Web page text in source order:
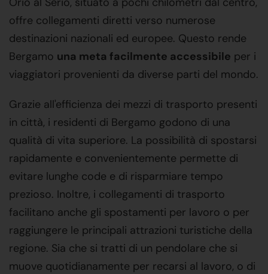
offre collegamenti diretti verso numerose
destinazioni nazionali ed europee. Questo rende
Bergamo una meta facilmente accessibile per i
viaggiatori provenienti da diverse parti del mondo.
Grazie all'efficienza dei mezzi di trasporto presenti
in città, i residenti di Bergamo godono di una
qualità di vita superiore. La possibilità di spostarsi
rapidamente e convenientemente permette di
evitare lunghe code e di risparmiare tempo
prezioso. Inoltre, i collegamenti di trasporto
facilitano anche gli spostamenti per lavoro o per
raggiungere le principali attrazioni turistiche della
regione. Sia che si tratti di un pendolare che si
muove quotidianamente per recarsi al lavoro, o di